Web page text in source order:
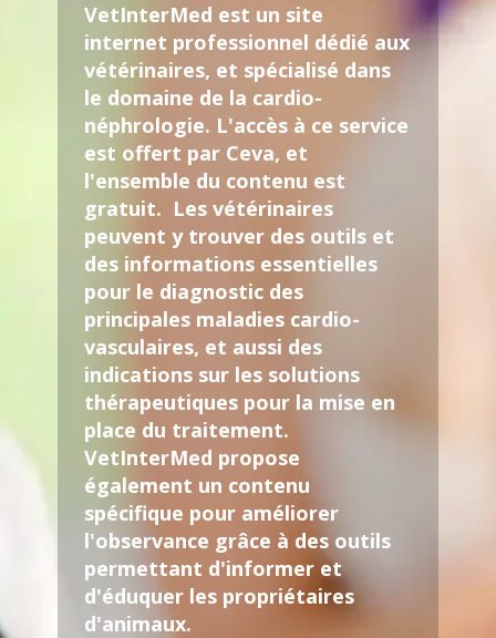
VetInterMed est un site
internet professionnel dédié aux
vétérinaires, et spécialisé dans
le domaine de la cardio-
néphrologie. L'accès à ce service
est offert par Ceva, et
l'ensemble du contenu est
gratuit. Les vétérinaires
peuvent y trouver des outils et
des informations essentielles
pour le diagnostic des
principales maladies cardio-
vasculaires, et aussi des
indications sur les solutions
thérapeutiques pour la mise en
place du traitement.
VetInterMed propose
également un contenu
spécifique pour améliorer
l'observance grâce à des outils
permettant d'informer et
d'éduquer les propriétaires
d'animaux.